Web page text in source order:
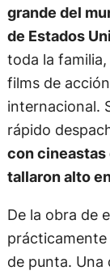
grande del
de Estados
toda la
films de
internacional.
rápido
con cineastas
tallaron alto
De la obra de
prácticamente
de punta. Una